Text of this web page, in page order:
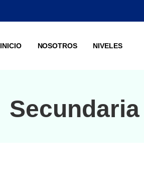
INICIO NOSOTROS NIVELES
Secundaria